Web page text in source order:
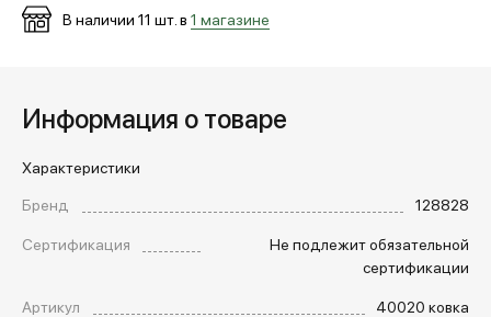
В наличии 11 шт. в 1 магазине
Информация о товаре
Характеристики
Бренд
128828
Сертификация
Не подлежит обязательной
сертификации
Артикул
40020 ковка